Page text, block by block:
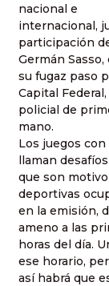
nacional e
internacional,
participación
Germán
su fugaz paso
Capital
policial de
mano.
Los juegos
llaman
que son
deportivas
en la emisión,
ameno a las
horas del día.
ese horario,
así habrá que